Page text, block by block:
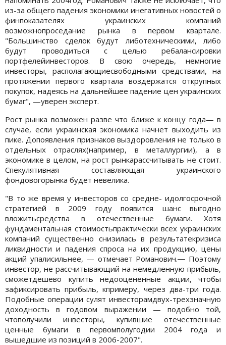
из-за общего падения экономики инегативных новостей о
финпоказателях украинских компаний
возможнопроседание рынка в первом квартале.
"Большинство сделок будут либотехническими, либо
будут проводиться с целью ребалансировки
портфелейинвесторов. В свою очередь, немногие
инвесторы, располагающиесвободными средствами, на
протяжении первого квартала воздержатся открупных
покупок, надеясь на дальнейшее падение цен украинских
бумаг", —уверен эксперт.
Рост рынка возможен разве что ближе к концу года— в
случае, если украинская экономика начнет выходить из
пике. Допоявления признаков выздоровления не только в
отдельных отраслях(например, в металлургии), а в
экономике в целом, на рост рынкарассчитывать не стоит.
Спекулятивная составляющая украинского
фондовогорынка будет невелика.
"В то же время у инвесторов со средне- идолгосрочной
стратегией в 2009 году появится шанс выгодно
вложитьсредства в отечественные бумаги. Хотя
фундаментальная стоимостьпрактически всех украинских
компаний существенно снизилась в результатекризиса
ликвидности и падения спроса на их продукцию, цены
акций упалисильнее, — отмечает Романович.― Поэтому
инвестор, не рассчитывающий на немедленную прибыль,
сможетдешево купить недооцененные акции, чтобы
зафиксировать прибыль, кпримеру, через два-три года.
Подобные операции сулят инвесторамдвух-трехзначную
доходность в годовом выражении — подобно той,
чтополучили инвесторы, купившие отечественные
ценные бумаги в первомполугодии 2004 года и
вышедшие из позиций в 2006-2007".